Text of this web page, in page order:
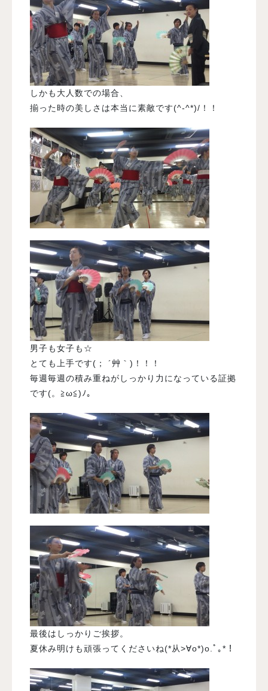
しかも大人数での場合、
揃った時の美しさは本当に素敵です(^-^*)/！！
男子も女子も☆
とても上手です(； ´艸｀)！！！
毎週毎週の積み重ねがしっかり力になっている証拠
です(。≧ω≦)ﾉ。
最後はしっかりご挨拶。
夏休み明けも頑張ってくださいね(*从>∀o*)o.ﾟ｡*！